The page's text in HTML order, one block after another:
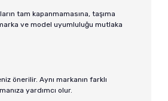
tam kapanmamasına, taşıma
ve model uyumluluğu mutlaka
önerilir. Aynı markanın farklı
yardımcı olur.